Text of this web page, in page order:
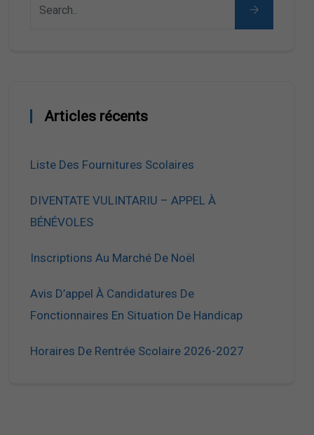
Articles récents
Liste Des Fournitures Scolaires
DIVENTATE VULINTARIU – APPEL À
BÉNÉVOLES
Inscriptions Au Marché De Noël
Avis D’appel À Candidatures De
Fonctionnaires En Situation De Handicap
Horaires De Rentrée Scolaire 2026-2027